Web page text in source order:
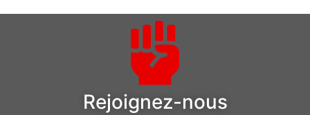
Rejoignez-nous